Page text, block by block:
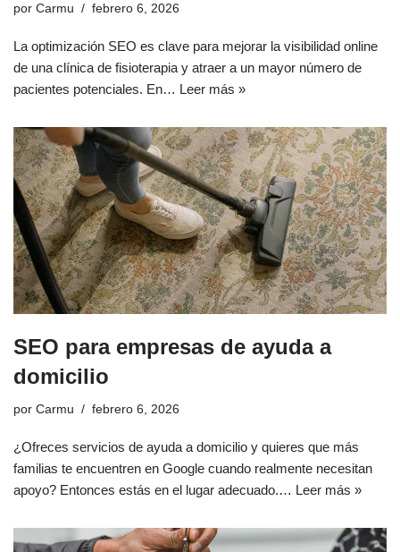
por Carmu febrero 6, 2026
La optimización SEO es clave para mejorar la visibilidad online
de una clínica de fisioterapia y atraer a un mayor número de
pacientes potenciales. En… Leer más »
SEO para empresas de ayuda a
domicilio
por Carmu febrero 6, 2026
¿Ofreces servicios de ayuda a domicilio y quieres que más
familias te encuentren en Google cuando realmente necesitan
apoyo? Entonces estás en el lugar adecuado.… Leer más »